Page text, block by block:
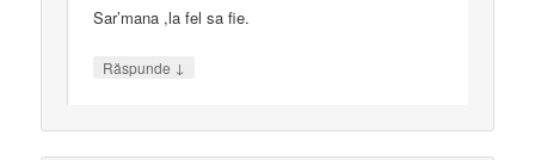
Sar’mana ,la fel sa fie.
Răspunde ↓